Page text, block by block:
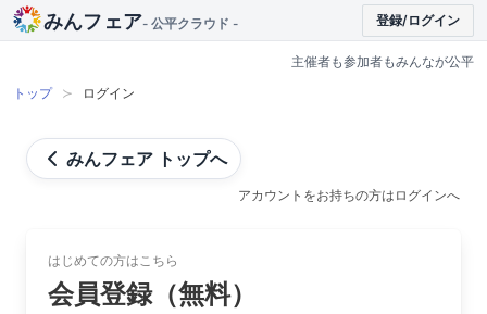
みんフェア- 公平クラウド - 登録/ログイン
主催者も参加者もみんなが公平
トップ
ログイン
みんフェア トップへ
アカウントをお持ちの方はログインへ
はじめての方はこちら
会員登録（無料）